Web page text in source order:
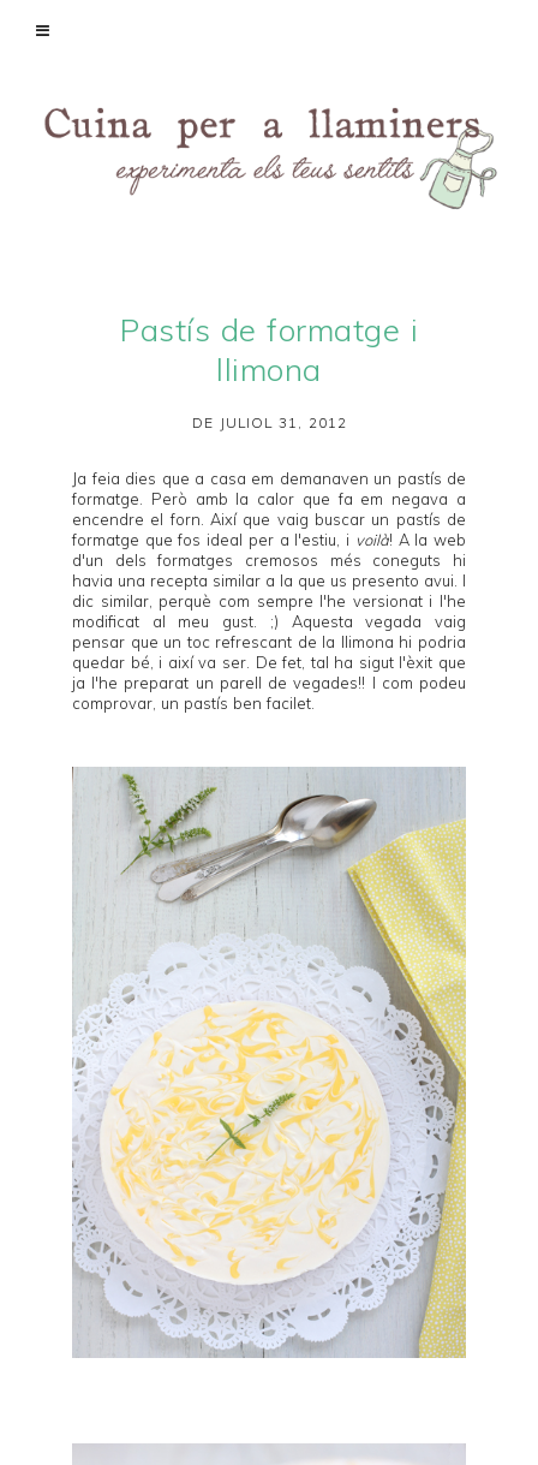
Pastís de formatge i
llimona
DE JULIOL 31, 2012
Ja feia dies que a casa em demanaven un pastís de
formatge. Però amb la calor que fa em negava a
encendre el forn. Així que vaig buscar un pastís de
formatge que fos ideal per a l'estiu, i voilà! A la web
d'un dels formatges cremosos més coneguts hi
havia una recepta similar a la que us presento avui. I
dic similar, perquè com sempre l'he versionat i l'he
modificat al meu gust. ;) Aquesta vegada vaig
pensar que un toc refrescant de la llimona hi podria
quedar bé, i així va ser. De fet, tal ha sigut l'èxit que
ja l'he preparat un parell de vegades!! I com podeu
comprovar, un pastís ben facilet.